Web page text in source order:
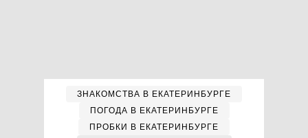
ЗНАКОМСТВА В ЕКАТЕРИНБУРГЕ
ПОГОДА В ЕКАТЕРИНБУРГЕ
ПРОБКИ В ЕКАТЕРИНБУРГЕ